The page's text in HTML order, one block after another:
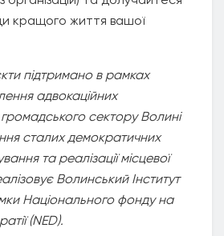
кращого життя вашої
підтримано в рамках
адвокаційних
сектору Волині
сталих демократичних
та реалізації місцевої
Волинський Інститут
Національного фонду на
(NED).